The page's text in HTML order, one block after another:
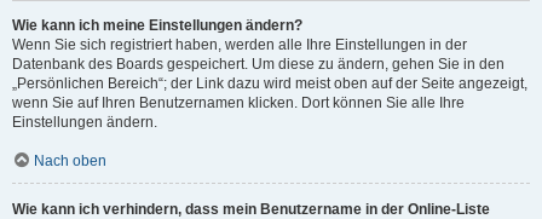
Wie kann ich meine Einstellungen ändern?
Wenn Sie sich registriert haben, werden alle Ihre Einstellungen in der
Datenbank des Boards gespeichert. Um diese zu ändern, gehen Sie in den
„Persönlichen Bereich“; der Link dazu wird meist oben auf der Seite angezeigt,
wenn Sie auf Ihren Benutzernamen klicken. Dort können Sie alle Ihre
Einstellungen ändern.
Nach oben
Wie kann ich verhindern, dass mein Benutzername in der Online-Liste